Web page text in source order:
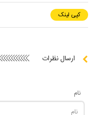
کپی لینک
ارسال نظرات
نام